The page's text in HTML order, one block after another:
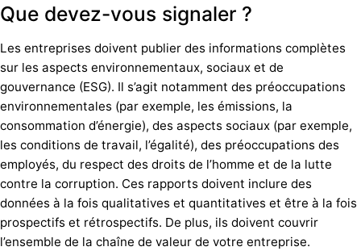
Que devez-vous signaler ?
Les entreprises doivent publier des informations complètes
sur les aspects environnementaux, sociaux et de
gouvernance (ESG). Il s’agit notamment des préoccupations
environnementales (par exemple, les émissions, la
consommation d’énergie), des aspects sociaux (par exemple,
les conditions de travail, l’égalité), des préoccupations des
employés, du respect des droits de l’homme et de la lutte
contre la corruption. Ces rapports doivent inclure des
données à la fois qualitatives et quantitatives et être à la fois
prospectifs et rétrospectifs. De plus, ils doivent couvrir
l’ensemble de la chaîne de valeur de votre entreprise.